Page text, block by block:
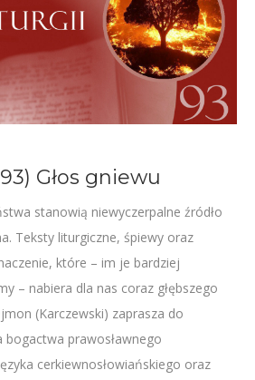
Głos gniewu
stanowią niewyczerpalne źródło
Teksty liturgiczne, śpiewy oraz
które – im je bardziej
– nabiera dla nas coraz głębszego
(Karczewski) zaprasza do
prawosławnego
cerkiewnosłowiańskiego oraz